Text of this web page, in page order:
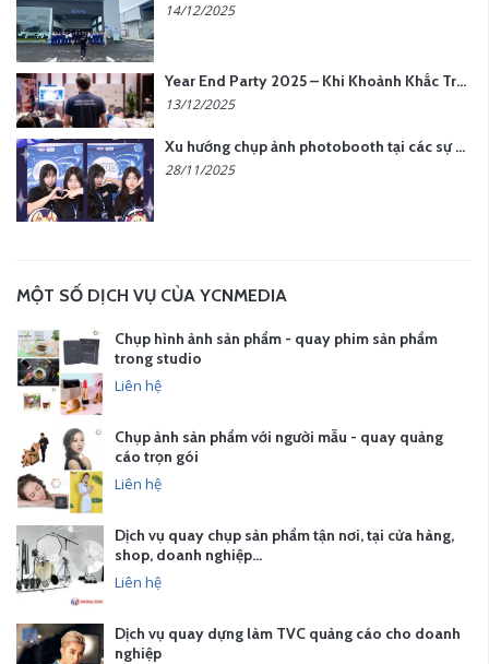
14/12/2025
Year End Party 2025 – Khi Khoảnh Khắc Trở Thành Dấu Ấn | Gói Ưu Đãi Tháng 12 Từ YCN Media
13/12/2025
Xu hướng chụp ảnh photobooth tại các sự kiện hiện nay
28/11/2025
MỘT SỐ DỊCH VỤ CỦA YCNMEDIA
Chụp hình ảnh sản phẩm - quay phim sản phẩm
trong studio
Liên hệ
Chụp ảnh sản phẩm với người mẫu - quay quảng
cáo trọn gói
Liên hệ
Dịch vụ quay chụp sản phẩm tận nơi, tại cửa hàng,
shop, doanh nghiệp…
Liên hệ
Dịch vụ quay dựng làm TVC quảng cáo cho doanh
nghiệp